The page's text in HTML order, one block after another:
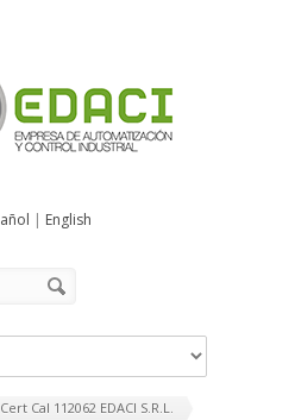
| English
Cal 112062 EDACI S.R.L.